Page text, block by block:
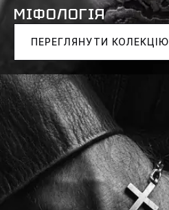
МІФОЛОГІЯ
ПЕРЕГЛЯНУТИ КОЛЕКЦІЮ